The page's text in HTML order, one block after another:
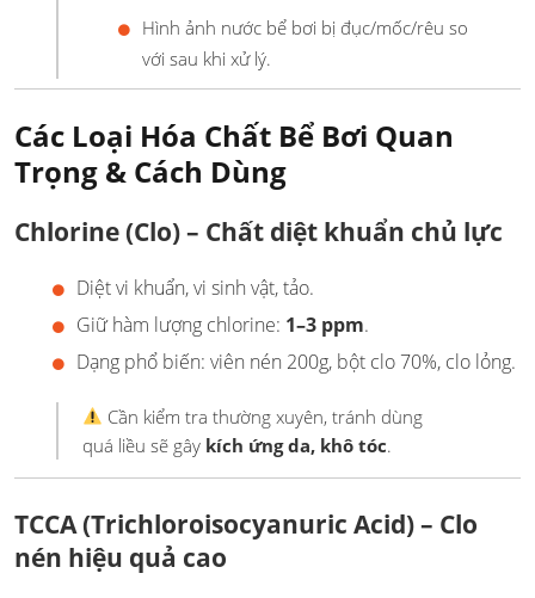
Hình ảnh nước bể bơi bị đục/mốc/rêu so
với sau khi xử lý.
Các Loại Hóa Chất Bể Bơi Quan
Trọng & Cách Dùng
Chlorine (Clo) – Chất diệt khuẩn chủ lực
Diệt vi khuẩn, vi sinh vật, tảo.
Giữ hàm lượng chlorine: 1–3 ppm.
Dạng phổ biến: viên nén 200g, bột clo 70%, clo lỏng.
Cần kiểm tra thường xuyên, tránh dùng
quá liều sẽ gây kích ứng da, khô tóc.
TCCA (Trichloroisocyanuric Acid)– Clo
nén hiệu quả cao